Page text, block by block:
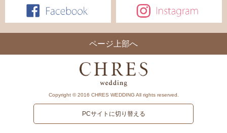
ページ上部へ
Copyright © 2016 CHRES WEDDING All rights reserved.
PCサイトに切り替える